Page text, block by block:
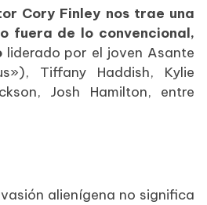
Cory Finley nos trae una
fuera de lo convencional,
liderado por el joven Asante
Tiffany Haddish, Kylie
Josh Hamilton, entre
alienígena no significa